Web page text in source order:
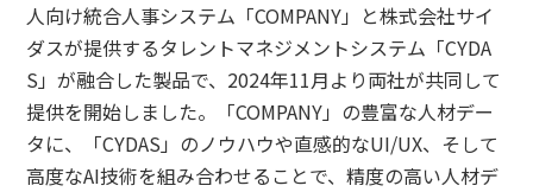
人向け統合人事システム「COMPANY」と株式会社サイ
ダスが提供するタレントマネジメントシステム「CYDA
S」が融合した製品で、2024年11月より両社が共同して
提供を開始しました。「COMPANY」の豊富な人材デー
タに、「CYDAS」のノウハウや直感的なUI/UX、そして
高度なAI技術を組み合わせることで、精度の高い人材デ